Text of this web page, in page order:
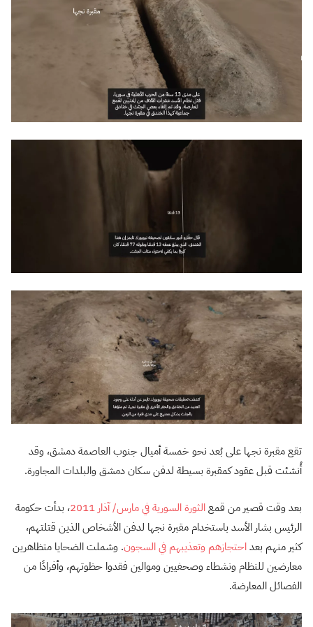
تقع مقبرة نجها على بُعد نحو خمسة أميال جنوب العاصمة دمشق، وقد
أُنشئت قبل عقود كمقبرة بسيطة لدفن سكان دمشق والبلدات المجاورة.
بعد وقت قصير من قمعالثورة السورية في مارس/ آذار 2011
، بدأت حكومة
الرئيس بشار الأسد باستخدام مقبرة نجها لدفن الأشخاص الذين قتلتهم،
كثير منهم بعداحتجازهم وتعذيبهم في السجون. وشملت الضحايا متظاهرين
معارضين للنظام ونشطاء وصحفيين وموالين فقدوا حظوتهم، وأفرادًا من
الفصائل المعارضة.